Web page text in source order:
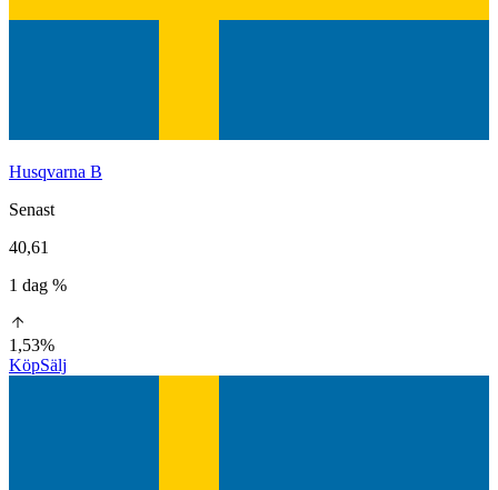
Husqvarna B
Senast
40,61
1 dag %
1,53%
KöpSälj